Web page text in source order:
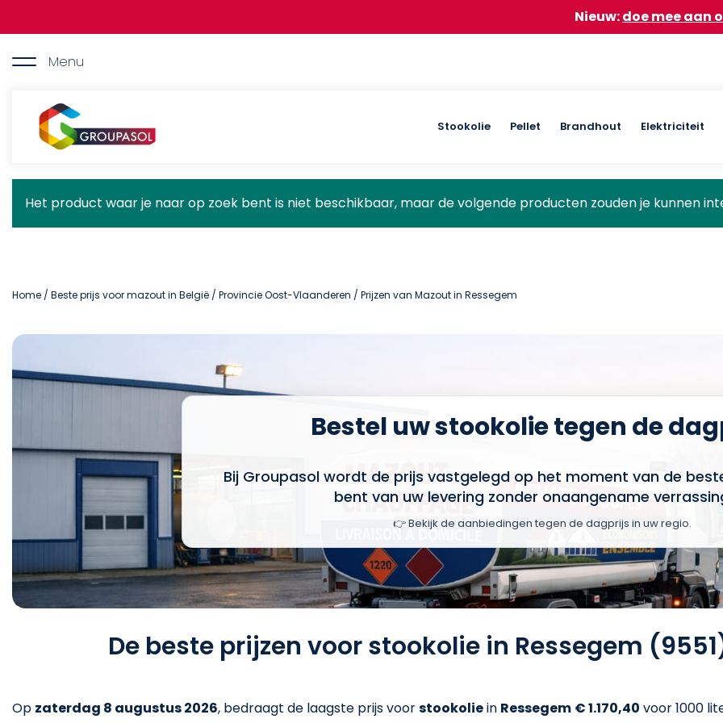
de
doe mee aan onze
Menu
Groupasol
Main
Stookolie Pellet Brandhout Elektriciteit
Statusbericht
Het product waar je naar op zoek bent is niet beschikbaar, maar de volgende producten zouden je kunnen
Home / Beste prijs voor mazout in België / Provincie Oost-Vlaanderen / Prijzen van Mazout in Ressegem
Bestel uw stookolie tegen de
Bij Groupasol wordt de prijs vastgelegd op het moment van de
bent van uw levering zonder onaangename
👉 Bekijk de aanbiedingen tegen de dagprijs in uw regio.
De beste prijzen voor stookolie in Ressegem
Op zaterdag 8 augustus 2026, bedraagt de laagste prijs voorstookoliein Ressegem € 1.170,40 voor 1000